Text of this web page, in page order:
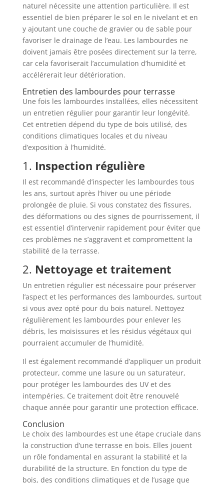
naturel nécessite une attention particulière. Il est
essentiel de bien préparer le sol en le nivelant et en
y ajoutant une couche de gravier ou de sable pour
favoriser le drainage de l’eau. Les lambourdes ne
doivent jamais être posées directement sur la terre,
car cela favoriserait l’accumulation d’humidité et
accélérerait leur détérioration.
Entretien des lambourdes pour terrasse
Une fois les lambourdes installées, elles nécessitent
un entretien régulier pour garantir leur longévité.
Cet entretien dépend du type de bois utilisé, des
conditions climatiques locales et du niveau
d’exposition à l’humidité.
1. Inspection régulière
Il est recommandé d’inspecter les lambourdes tous
les ans, surtout après l’hiver ou une période
prolongée de pluie. Si vous constatez des fissures,
des déformations ou des signes de pourrissement, il
est essentiel d’intervenir rapidement pour éviter que
ces problèmes ne s’aggravent et compromettent la
stabilité de la terrasse.
2. Nettoyage et traitement
Un entretien régulier est nécessaire pour préserver
l’aspect et les performances des lambourdes, surtout
si vous avez opté pour du bois naturel. Nettoyez
régulièrement les lambourdes pour enlever les
débris, les moisissures et les résidus végétaux qui
pourraient accumuler de l’humidité.
Il est également recommandé d’appliquer un produit
protecteur, comme une lasure ou un saturateur,
pour protéger les lambourdes des UV et des
intempéries. Ce traitement doit être renouvelé
chaque année pour garantir une protection efficace.
Conclusion
Le choix des lambourdes est une étape cruciale dans
la construction d’une terrasse en bois. Elles jouent
un rôle fondamental en assurant la stabilité et la
durabilité de la structure. En fonction du type de
bois, des conditions climatiques et de l’usage que